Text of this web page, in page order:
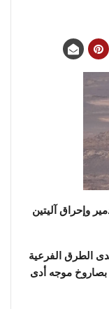
وإحراق آليتين
الطرق الفرعية
بصاروخ موجه أدى